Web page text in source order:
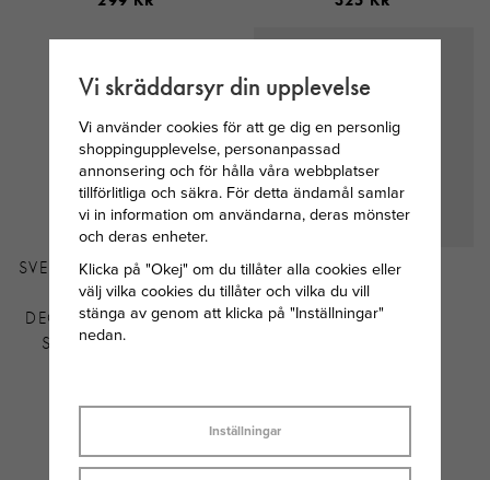
SVEDBOM MÅNADSSTEN
HJÄRTA
DECEMBER/TURKOSBLÅ
STEN 34 CM SILVER
SKULTUNA LÄDER
ARMBAND 6MM -
STÅL/BRUN
Vi skräddarsyr din upplevelse
Vi använder cookies för att ge dig en personlig
shoppingupplevelse, personanpassad
annonsering och för hålla våra webbplatser
tillförlitliga och säkra. För detta ändamål samlar
vi in information om användarna, deras mönster
och deras enheter.
Klicka på "Okej" om du tillåter alla cookies eller
välj vilka cookies du tillåter och vilka du vill
stänga av genom att klicka på "Inställningar"
nedan.
Inställningar